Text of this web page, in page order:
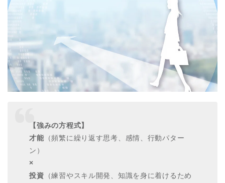
【強みの方程式】
才能（頻繁に繰り返す思考、感情、行動パター
ン）
×
投資 （練習やスキル開発、知識を身に着けるため